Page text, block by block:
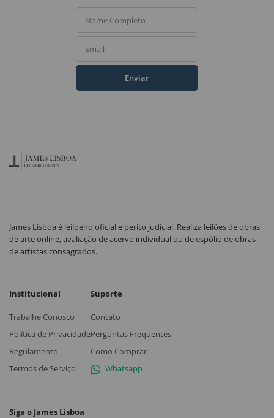
Nome Completo
Email
Enviar
James Lisboa é leiloeiro oficial e perito judicial. Realiza leilões de obras
de arte online, avaliação de acervo individual ou de espólio de obras
de artistas consagrados.
Institucional
Trabalhe Conosco
Política de Privacidade
Regulamento
Termos de Serviço
Suporte
Contato
Perguntas Frequentes
Como Comprar
Whatsapp
Siga o James Lisboa